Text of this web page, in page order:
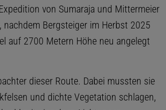
von Sumaraja und Mittermeier
Bergsteiger im Herbst 2025
auf 2700 Metern Höhe neu angelegt
dieser Route. Dabei mussten sie
und dichte Vegetation schlagen,